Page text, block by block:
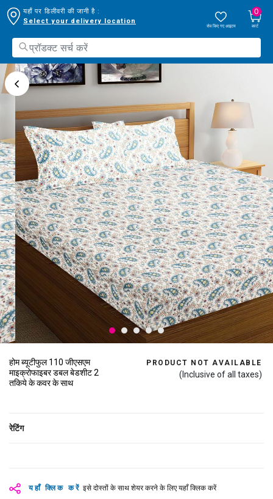
यहाँ पर डिलीवरी की जानी है :
Select your delivery location
सेव किए गए आइटम
0
कार्ट
होम ब्यूटीफुल 110 जीएसएम
माइक्रोफाइबर डबल बेडशीट 2
तकिये के कवर के साथ
PRODUCT NOT AVAILABLE
(Inclusive of all taxes)
रेटिंग
यहाँ क्लिक करें इसे दोस्तों के साथ शेयर करने के लिए यहाँ क्लिक करें